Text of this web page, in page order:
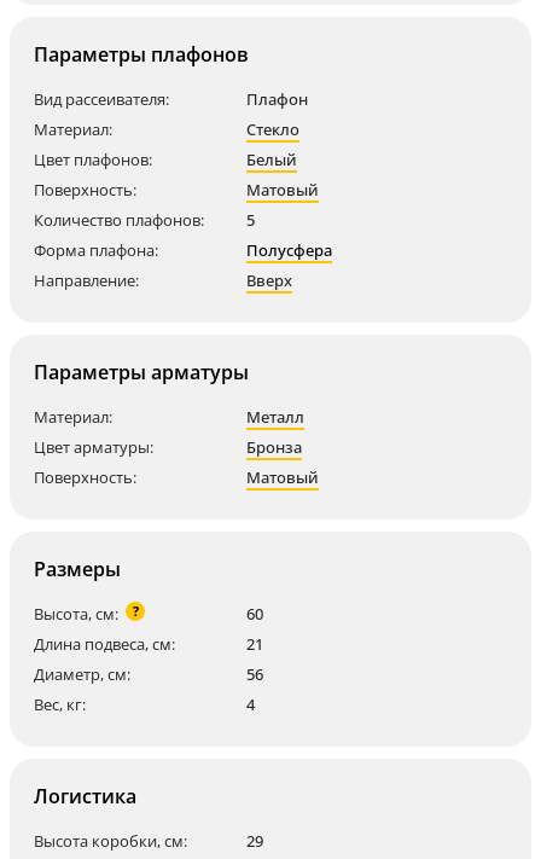
Параметры плафонов
Вид рассеивателя:
Плафон
Материал:
Стекло
Цвет плафонов:
Белый
Поверхность:
Матовый
Количество плафонов:
5
Форма плафона:
Полусфера
Направление:
Вверх
Параметры арматуры
Материал:
Металл
Цвет арматуры:
Бронза
Поверхность:
Матовый
Размеры
Высота, см: ?
60
Длина подвеса, см:
21
Диаметр, см:
56
Вес, кг:
4
Логистика
Высота коробки, см:
29